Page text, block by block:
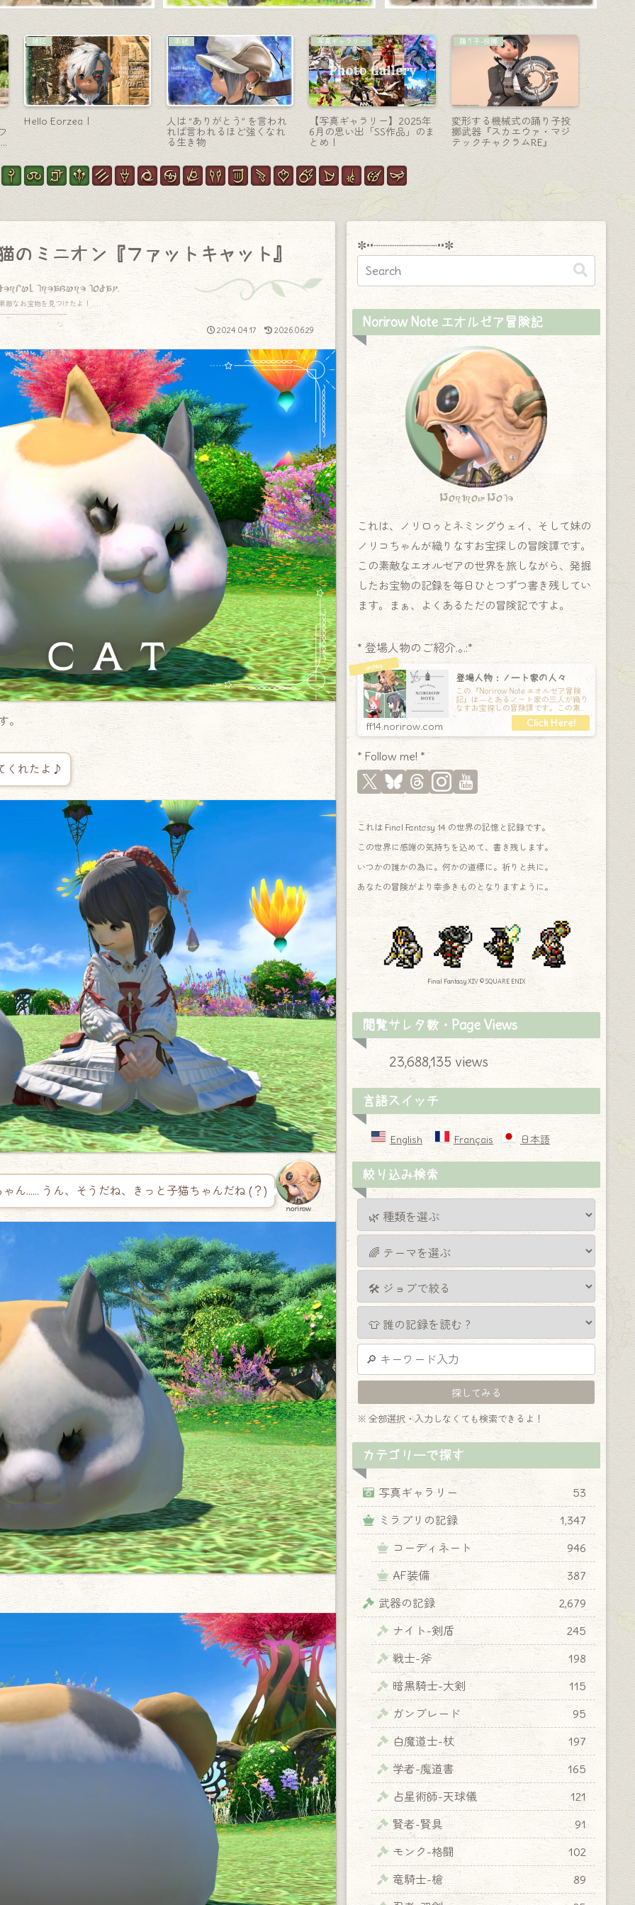
暗黒騎士-大剣
暗黒騎士のマンダヴィルウ
ェポン第二段階・光る純白
アメイジング・ツヴァイハ
ンダー』
吟遊詩人-弓
吟遊詩人のレジスタンスウ
ェポン（RW）第ニ形態・光
るオシャレ金属弓『ブリリ
アンス・リコレクション』
モンク-格闘
モンクのAF3武器＆エウレ
カウェポン第一形態・チャ
クラが光るラールガーの拳
『スダルシャナ』
暗黒騎士-大剣
極ゼレニアの暗黒騎士武
器・弧を描いた機械式大剣
『クイーンズナイト・フォ
まるで
のミニオン『ファットキャット』
treasure today.
敵なお宝物を見つけたよ！
2024.04.17 2026.06.29
。
くれたよ♪
ゃん…… うん、そうだね、きっと子猫ちゃんだね (？)
norirow
✼••┈┈┈┈┈┈┈┈┈••✼
Norirow Note エオルゼア冒険記
Norirow Note
これは、ノリロゥとネミングウェイ、そして妹の
ノリコちゃんが織りなすお宝探しの冒険譚です。
この素敵なエオルゼアの世界を旅しながら、発掘
したお宝物の記録を毎日ひとつずつ書き残してい
ます。まぁ、よくあるただの冒険記ですよ。
* 登場人物のご紹介.｡.:*
登場人物：ノート家の人々
この『Norirow Note エオルゼア冒険
記』は―とあるノート家の三人が織り
なすお宝探しの冒険譚です。この素敵
な Final Fantasy XIV の世界を旅しな
ff14.norirow.com
* Follow me! *
これは Final Fantasy 14 の世界の記憶と記録です。
この世界に感謝の気持ちを込めて、書き残します。
いつかの誰かの為に。何かの道標に。祈りと共に。
あなたの冒険がより幸多きものとなりますように。
Final Fantasy XIV © SQUARE ENIX
閲覧サレタ数・Page Views
23,688,135 views
言語スイッチ
English Français 日本語
絞り込み検索
※ 全部選択・入力しなくても検索できるよ！
カテゴリーで探す
写真ギャラリー
53
ミラプリの記録
1,347
コーディネート
946
AF装備
387
武器の記録
2,679
ナイト-剣盾
245
戦士-斧
198
暗黒騎士-大剣
115
ガンブレード
95
白魔道士-杖
197
学者-魔道書
165
占星術師-天球儀
121
賢者-賢具
91
モンク-格闘
102
竜騎士-槍
89